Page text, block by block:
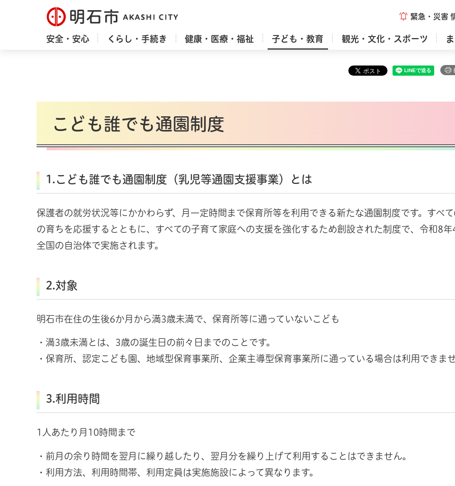
明石市 緊急・災害
安全・安心 くらし・手続き 健康・医療・福祉 子ども・教育 観光・文化・スポーツ
こども誰でも通園制度
1.こども誰でも通園制度（乳児等通園支援事業）とは
保護者の就労状況等にかかわらず、月一定時間まで保育所等を利用できる新たな通園制度です。すべて
の育ちを応援するとともに、すべての子育て家庭への支援を強化するため創設された制度で、令和8年
全国の自治体で実施されます。
2.対象
明石市在住の生後6か月から満3歳未満で、保育所等に通っていないこども
・満3歳未満とは、3歳の誕生日の前々日までのことです。
・保育所、認定こども園、地域型保育事業所、企業主導型保育事業所に通っている場合は利用できませ
3.利用時間
1人あたり月10時間まで
・前月の余り時間を翌月に繰り越したり、翌月分を繰り上げて利用することはできません。
・利用方法、利用時間帯、利用定員は実施施設によって異なります。